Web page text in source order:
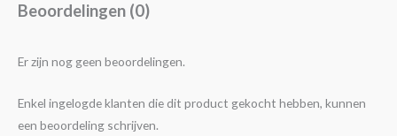
Beoordelingen (0)
Er zijn nog geen beoordelingen.
Enkel ingelogde klanten die dit product gekocht hebben, kunnen
een beoordeling schrijven.